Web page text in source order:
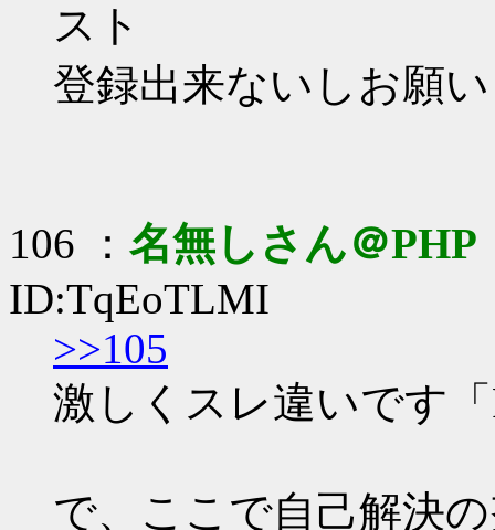
スト
登録出来ないしお願
106 ： 名無しさん＠PHP
ID:TqEoTLMI
>>105
激しくスレ違いです
で、ここで自己解決